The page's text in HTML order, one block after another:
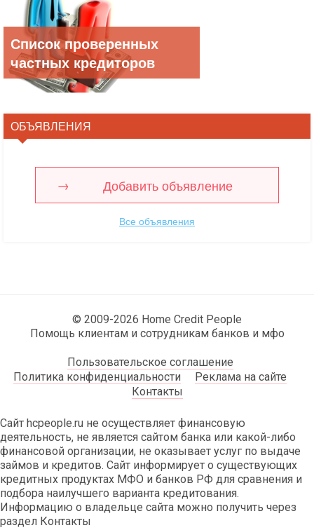
Список проверенных
частных кредиторов
ОБЪЯВЛЕНИЯ
Добавить объявление
Все объявления
© 2009-2026 Home Credit People
Помощь клиентам и сотрудникам банков и мфо
Пользовательское соглашение
Политика конфиденциальности
Реклама на сайте
Контакты
Сайт hcpeople.ru не осуществляет финансовую
деятельность, не является сайтом банка или какой-либо
финансовой организации, не оказывает услуг по выдаче
займов и кредитов. Сайт информирует о существующих
кредитных продуктах МФО и банков РФ для сравнения и
подбора наилучшего варианта кредитования.
Информацию о владельце сайта можно получить через
раздел Контакты